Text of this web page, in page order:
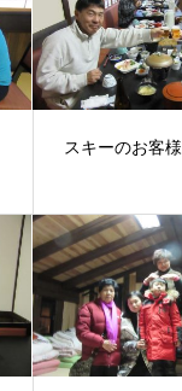
スキーのお客様